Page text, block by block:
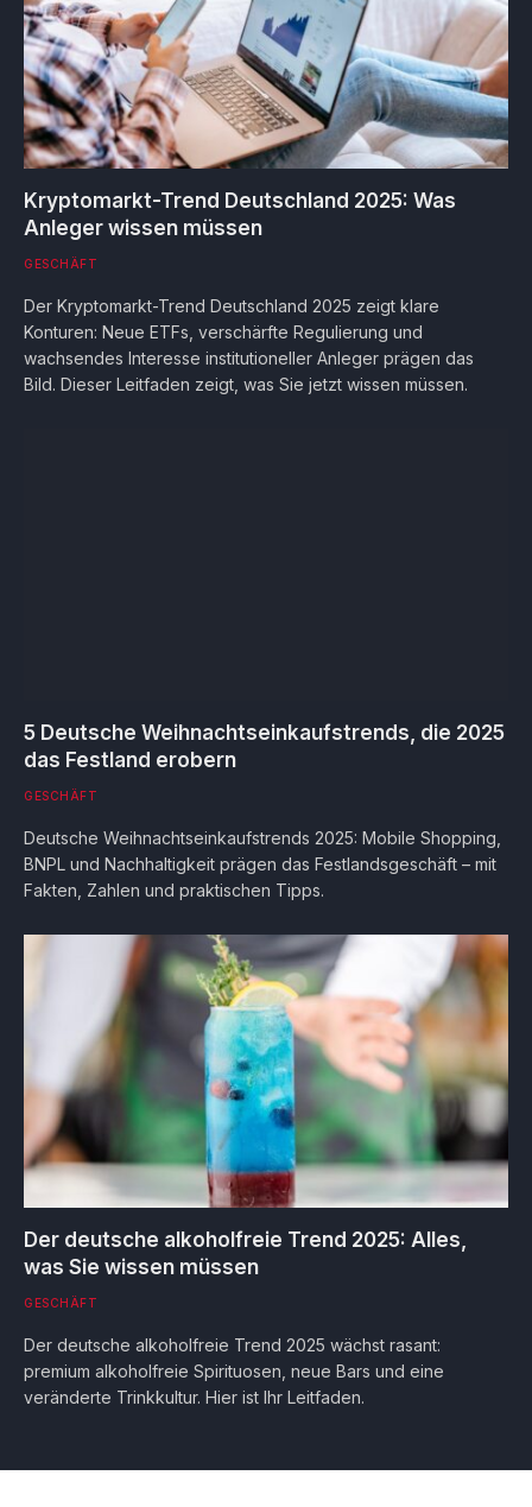
Kryptomarkt-Trend Deutschland 2025: Was
Anleger wissen müssen
GESCHÄFT
Der Kryptomarkt-Trend Deutschland 2025 zeigt klare
Konturen: Neue ETFs, verschärfte Regulierung und
wachsendes Interesse institutioneller Anleger prägen das
Bild. Dieser Leitfaden zeigt, was Sie jetzt wissen müssen.
5 Deutsche Weihnachtseinkaufstrends, die 2025
das Festland erobern
GESCHÄFT
Deutsche Weihnachtseinkaufstrends 2025: Mobile Shopping,
BNPL und Nachhaltigkeit prägen das Festlandsgeschäft – mit
Fakten, Zahlen und praktischen Tipps.
Der deutsche alkoholfreie Trend 2025: Alles,
was Sie wissen müssen
GESCHÄFT
Der deutsche alkoholfreie Trend 2025 wächst rasant:
premium alkoholfreie Spirituosen, neue Bars und eine
veränderte Trinkkultur. Hier ist Ihr Leitfaden.